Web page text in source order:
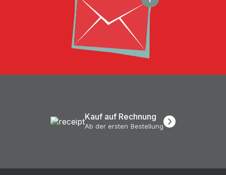
Kauf auf Rechnung
Ab der ersten Bestellung